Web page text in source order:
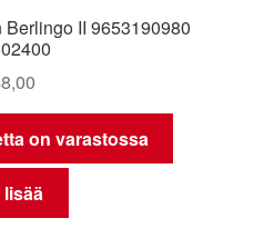
II 9653190980
on varastossa
lisää